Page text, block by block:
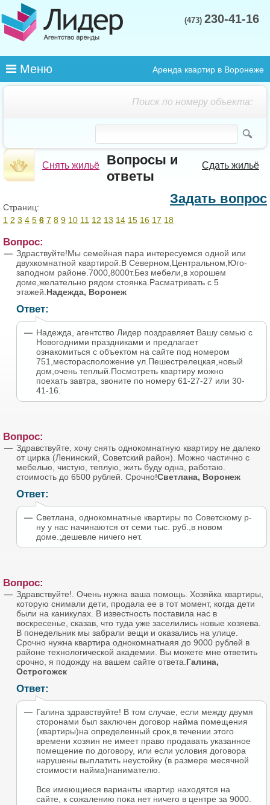
(473) 230-41-16
Меню Аренда квартир в Воронеже
Поиск по номеру объекта:
Снять жильё Сдать жильё
Вопросы и
ответы
Задать вопрос
Страниц:
1 2 3 4 5 6 7 8 9 10 11 12 13 14 15 16 17 18
Вопрос:
Здраствуйте!Мы семейная пара интересуемся одной или
двухкомнатной квартирой.В Северном,Центральном,Юго-
заподном районе.7000,8000т.Без мебели,в хорошем
доме,желательно рядом стоянка.Расматривать с 5
этажей. Надежда, Воронеж
Ответ:
Надежда, агентство Лидер поздравляет Вашу семью с
Новогодними праздниками и предлагает
ознакомиться с объектом на сайте под номером
751,месторасположение ул.Пешестрелецкая,новый
дом,очень теплый.Посмотреть квартиру можно
поехать завтра, звоните по номеру 61-27-27 или 30-
41-16.
Вопрос:
Здравствуйте, хочу снять однокомнатную квартиру не далеко
от цирка (Ленинский, Советский район). Можно частично с
мебелью, чистую, теплую, жить буду одна, работаю.
стоимость до 6500 рублей. Срочно!Светлана, Воронеж
Ответ:
Светлана, однокомнатные квартиры по Советскому р-
ну у нас начинаются от семи тыс. руб.,в новом
доме.;дешевле ничего нет.
Вопрос:
Здравствуйте!. Очень нужна ваша помощь. Хозяйка квартиры,
которую снимали дети, продала ее в тот момент, когда дети
были на каникулах. В известность поставила нас в
воскресенье, сказав, что туда уже заселились новые хозяева.
В понедельник мы забрали вещи и оказались на улице.
Срочно нужна квартира однокомнатнаяя до 9000 рублей в
районе технологической академии. Вы можете мне ответить
срочно, я подожду на вашем сайте ответа. Галина,
Острогожск
Ответ:
Галина здравствуйте! В том случае, если между двумя
сторонами был заключен договор найма помещения
(квартиры)на определенный срок,в течении этого
времени хозяин не имеет право продавать указанное
помещение по договору, или если условия договора
нарушены выплатить неустойку (в размере месячной
стоимости найма)нанимателю.
Все имеющиеся варианты квартир находятся на
сайте, к сожалению пока нет ничего в центре за 9000.